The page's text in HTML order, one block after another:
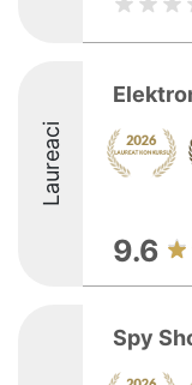
Laureaci
9.6
Spy